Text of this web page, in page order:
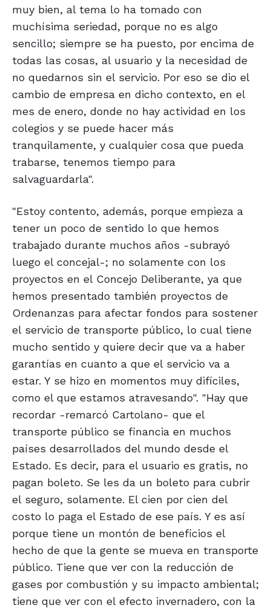
muy bien, al tema lo ha tomado con
muchísima seriedad, porque no es algo
sencillo; siempre se ha puesto, por encima de
todas las cosas, al usuario y la necesidad de
no quedarnos sin el servicio. Por eso se dio el
cambio de empresa en dicho contexto, en el
mes de enero, donde no hay actividad en los
colegios y se puede hacer más
tranquilamente, y cualquier cosa que pueda
trabarse, tenemos tiempo para
salvaguardarla".
"Estoy contento, además, porque empieza a
tener un poco de sentido lo que hemos
trabajado durante muchos años -subrayó
luego el concejal-; no solamente con los
proyectos en el Concejo Deliberante, ya que
hemos presentado también proyectos de
Ordenanzas para afectar fondos para sostener
el servicio de transporte público, lo cual tiene
mucho sentido y quiere decir que va a haber
garantías en cuanto a que el servicio va a
estar. Y se hizo en momentos muy difíciles,
como el que estamos atravesando". "Hay que
recordar -remarcó Cartolano- que el
transporte público se financia en muchos
países desarrollados del mundo desde el
Estado. Es decir, para el usuario es gratis, no
pagan boleto. Se les da un boleto para cubrir
el seguro, solamente. El cien por cien del
costo lo paga el Estado de ese país. Y es así
porque tiene un montón de beneficios el
hecho de que la gente se mueva en transporte
público. Tiene que ver con la reducción de
gases por combustión y su impacto ambiental;
tiene que ver con el efecto invernadero, con la